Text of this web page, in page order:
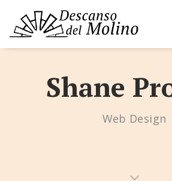
Shane
Web Design